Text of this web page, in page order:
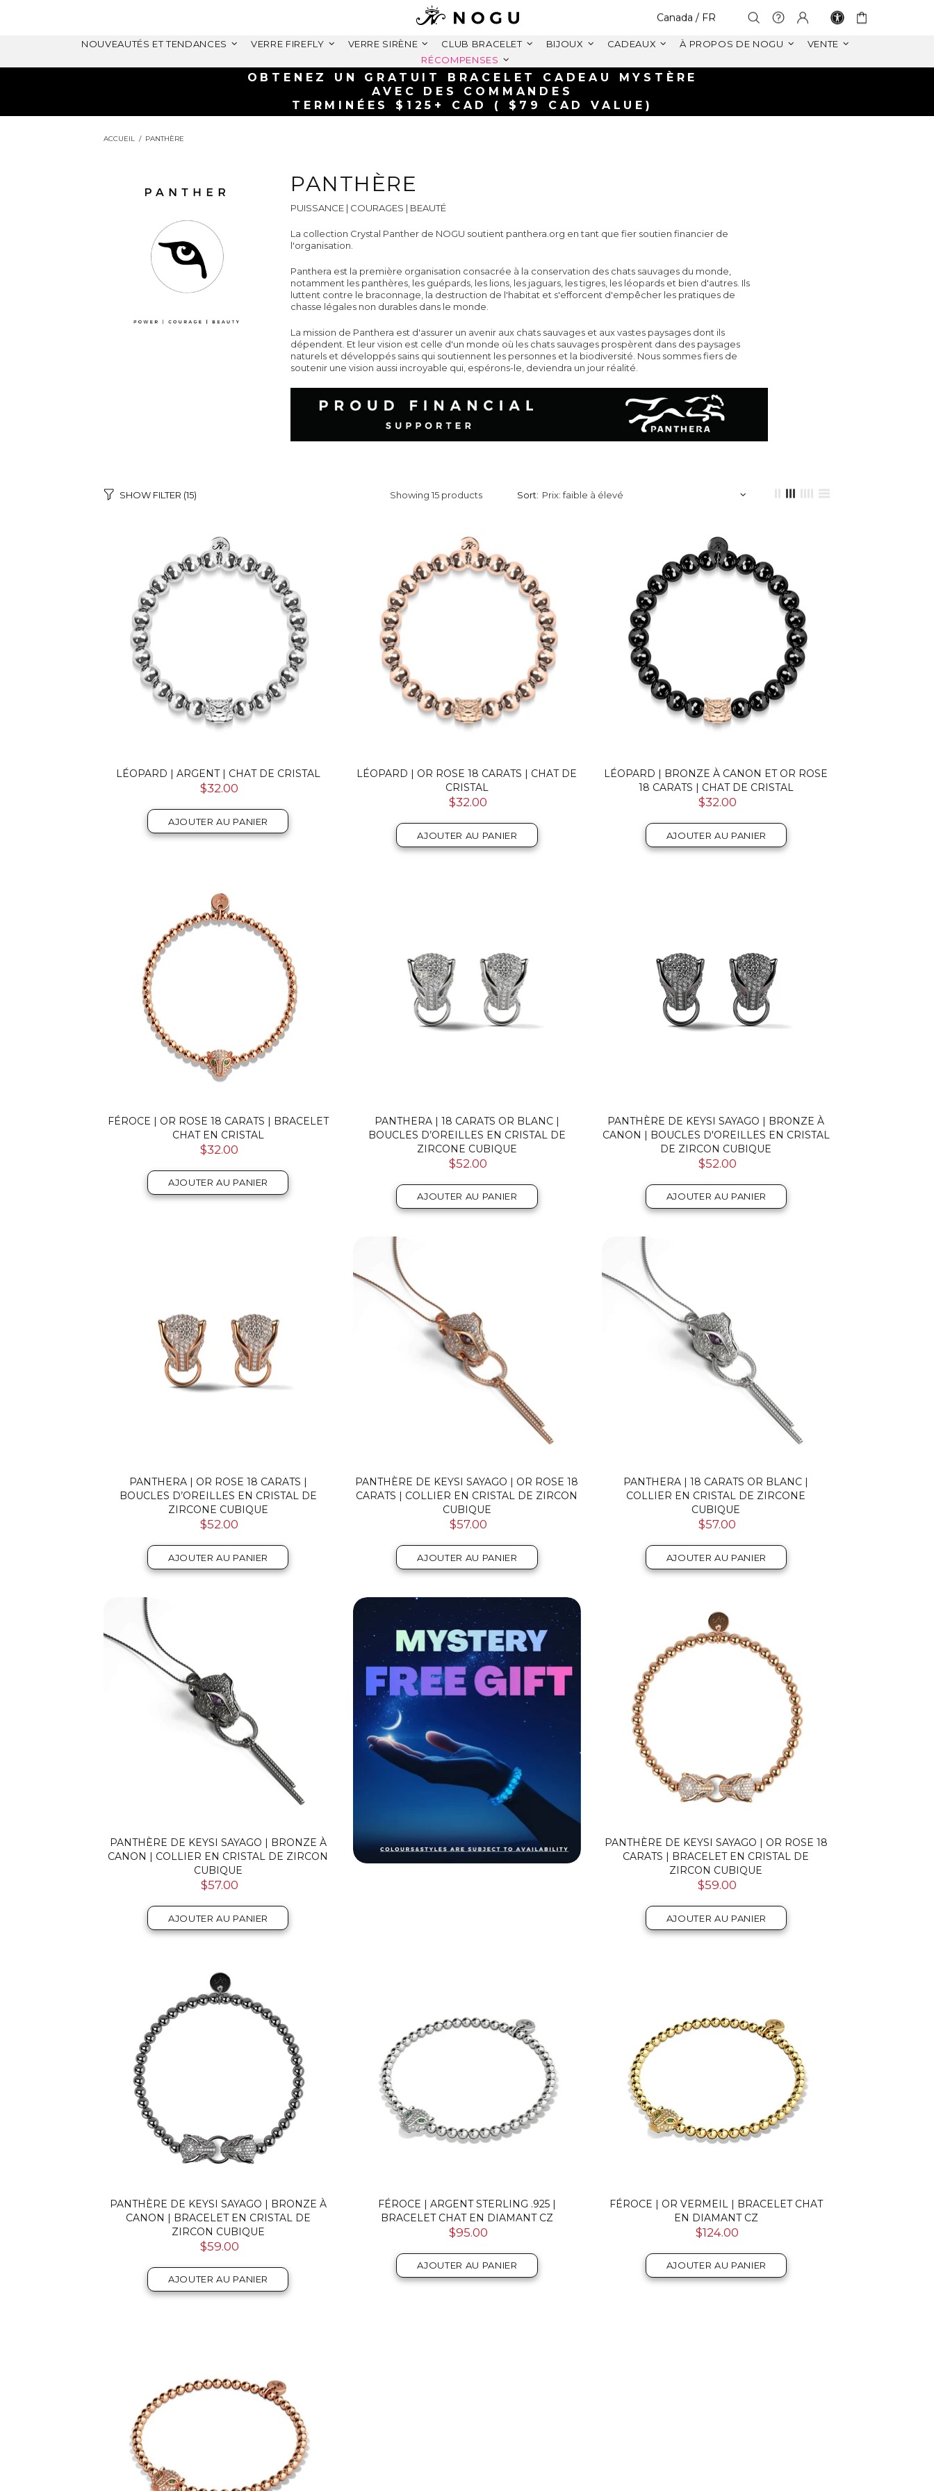
Select Your Region:
Canada / FR
NOUVEAUTÉS ET TENDANCES VERRE FIREFLY VERRE SIRÈNE CLUB BRACELET BIJOUX CADEAUX À PROPOS DE NOGU
VENTE
RÉCOMPENSES
OBTENEZ UN GRATUIT BRACELET CADEAU MYSTÈRE
AVEC DES COMMANDES
TERMINÉES $125+ CAD ( $79 CAD VALUE)
ACCUEIL PANTHÈRE
PANTHÈRE
PUISSANCE | COURAGES | BEAUTÉ
La collection Crystal Panther de NOGU soutient panthera.org en tant que fier soutien financier de
l'organisation.
Panthera est la première organisation consacrée à la conservation des chats sauvages du monde,
notamment les panthères, les guépards, les lions, les jaguars, les tigres, les léopards et bien d'autres. Ils
luttent contre le braconnage, la destruction de l'habitat et s'efforcent d'empêcher les pratiques de
chasse légales non durables dans le monde.
La mission de Panthera est d'assurer un avenir aux chats sauvages et aux vastes paysages dont ils
dépendent. Et leur vision est celle d'un monde où les chats sauvages prospèrent dans des paysages
naturels et développés sains qui soutiennent les personnes et la biodiversité. Nous sommes fiers de
soutenir une vision aussi incroyable qui, espérons-le, deviendra un jour réalité.
SHOW FILTER (15) Showing 15 products Sort:
LÉOPARD | ARGENT | CHAT DE CRISTAL
$32.00
AJOUTER AU PANIER
LÉOPARD | OR ROSE 18 CARATS | CHAT DE
CRISTAL
$32.00
AJOUTER AU PANIER
LÉOPARD | BRONZE À CANON ET OR ROSE
18 CARATS | CHAT DE CRISTAL
$32.00
AJOUTER AU PANIER
FÉROCE | OR ROSE 18 CARATS | BRACELET
CHAT EN CRISTAL
$32.00
AJOUTER AU PANIER
PANTHERA | 18 CARATS OR BLANC |
BOUCLES D’OREILLES EN CRISTAL DE
ZIRCONE CUBIQUE
$52.00
AJOUTER AU PANIER
PANTHÈRE DE KEYSI SAYAGO | BRONZE À
CANON | BOUCLES D'OREILLES EN CRISTAL
DE ZIRCON CUBIQUE
$52.00
AJOUTER AU PANIER
PANTHERA | OR ROSE 18 CARATS |
BOUCLES D’OREILLES EN CRISTAL DE
ZIRCONE CUBIQUE
$52.00
AJOUTER AU PANIER
PANTHÈRE DE KEYSI SAYAGO | OR ROSE 18
CARATS | COLLIER EN CRISTAL DE ZIRCON
CUBIQUE
$57.00
AJOUTER AU PANIER
PANTHERA | 18 CARATS OR BLANC |
COLLIER EN CRISTAL DE ZIRCONE
CUBIQUE
$57.00
AJOUTER AU PANIER
PANTHÈRE DE KEYSI SAYAGO | BRONZE À
CANON | COLLIER EN CRISTAL DE ZIRCON
CUBIQUE
$57.00
AJOUTER AU PANIER
PANTHÈRE DE KEYSI SAYAGO | OR ROSE 18
CARATS | BRACELET EN CRISTAL DE
ZIRCON CUBIQUE
$59.00
AJOUTER AU PANIER
PANTHÈRE DE KEYSI SAYAGO | BRONZE À
CANON | BRACELET EN CRISTAL DE
ZIRCON CUBIQUE
$59.00
AJOUTER AU PANIER
FÉROCE | ARGENT STERLING .925 |
BRACELET CHAT EN DIAMANT CZ
$95.00
AJOUTER AU PANIER
FÉROCE | OR VERMEIL | BRACELET CHAT
EN DIAMANT CZ
$124.00
AJOUTER AU PANIER